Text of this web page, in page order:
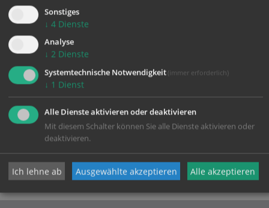
Sonstiges
↓ 4 Dienste
Analyse
↓ 2 Dienste
Systemtechnische Notwendigkeit (immer erforderlich)
↓ 1 Dienst
Alle Dienste aktivieren oder deaktivieren
Mit diesem Schalter können Sie alle Dienste aktivieren oder
deaktivieren.
Ich lehne ab Ausgewählte akzeptieren Alle akzeptieren